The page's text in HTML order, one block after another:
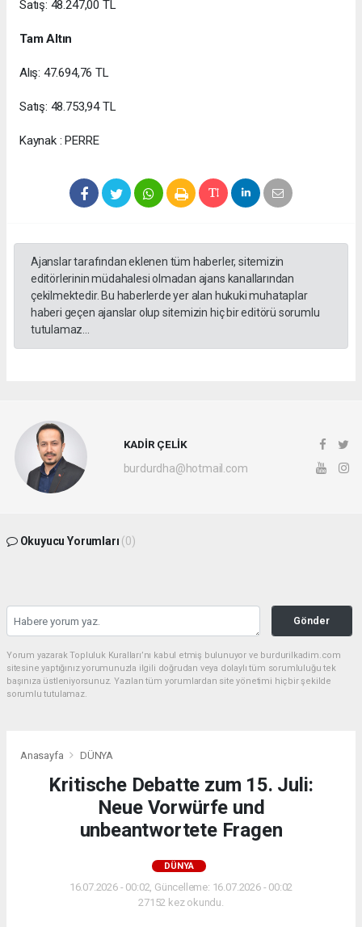
Satış: 48.247,00 TL
Tam Altın
Alış: 47.694,76 TL
Satış: 48.753,94 TL
Kaynak : PERRE
Ajanslar tarafından eklenen tüm haberler, sitemizin
editörlerinin müdahalesi olmadan ajans kanallarından
çekilmektedir. Bu haberlerde yer alan hukuki muhataplar
haberi geçen ajanslar olup sitemizin hiç bir editörü sorumlu
tutulamaz...
KADİR ÇELİK
burdurdha@hotmail.com
Okuyucu Yorumları (0)
Gönder
Yorum yazarak Topluluk Kuralları’nı kabul etmiş bulunuyor ve burdurilkadim.com
sitesine yaptığınız yorumunuzla ilgili doğrudan veya dolaylı tüm sorumluluğu tek
başınıza üstleniyorsunuz. Yazılan tüm yorumlardan site yönetimi hiçbir şekilde
sorumlu tutulamaz.
Anasayfa DÜNYA
Kritische Debatte zum 15. Juli:
Neue Vorwürfe und
unbeantwortete Fragen
DÜNYA
16.07.2026 - 00:02, Güncelleme: 16.07.2026 - 00:02
27152 kez okundu.